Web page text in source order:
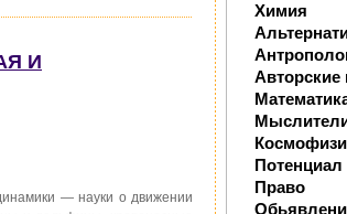
И
— науки о движении
Химия
Авторские
Потенциал
Право